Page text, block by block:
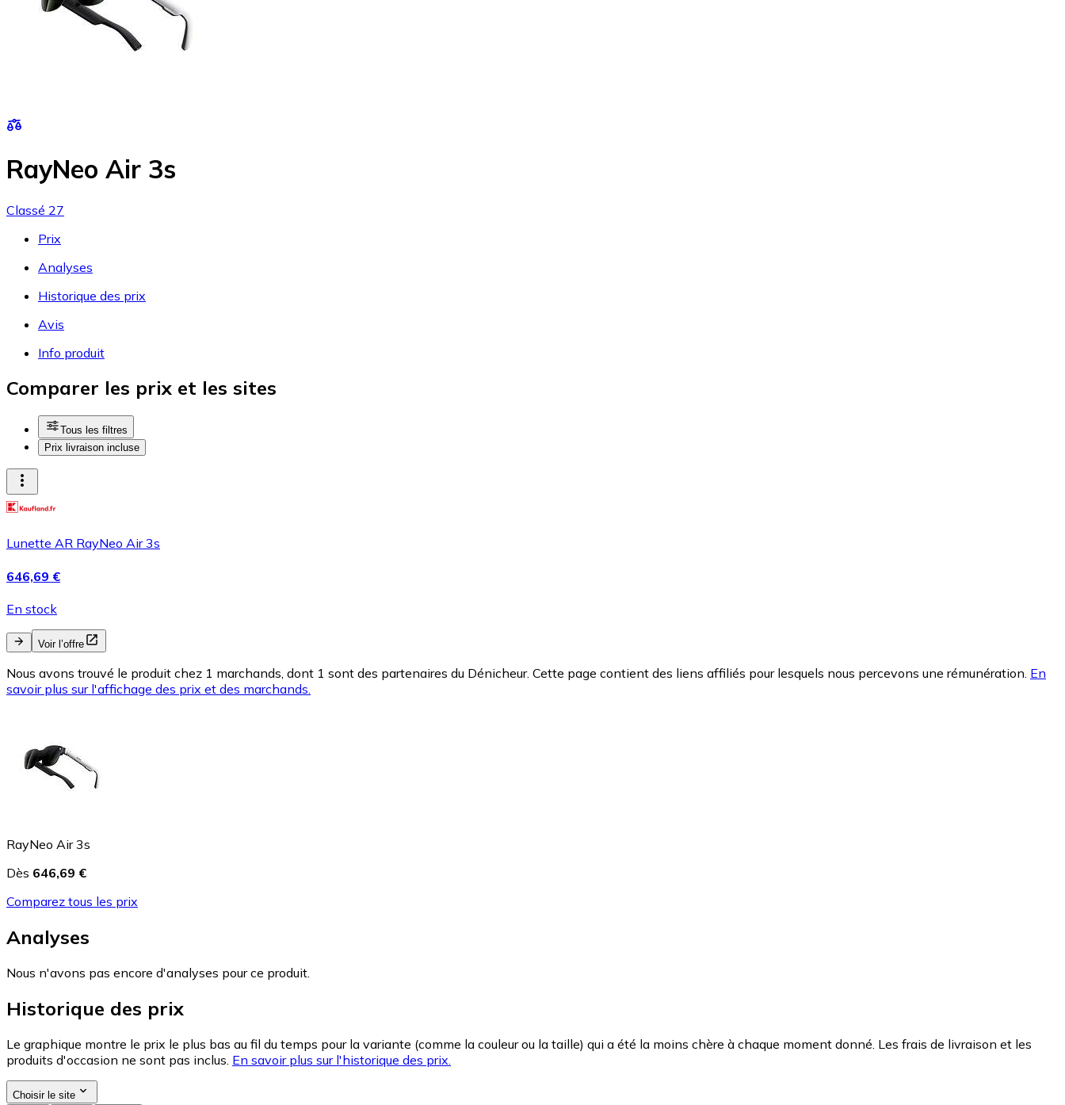
RayNeo Air 3s
Classé 27
Prix
Analyses
Historique des prix
Avis
Info produit
Comparer les prix et les sites
Tous les filtres
Prix livraison incluse
Lunette AR RayNeo Air 3s
646,69 €
En stock
Voir l’offre
Nous avons trouvé le produit chez 1 marchands, dont 1 sont des partenaires du Dénicheur. Cette page contient des liens affiliés pour lesquels nous percevons une rémunération. En
savoir plus sur l'affichage des prix et des marchands.
RayNeo Air 3s
Dès 646,69 €
Comparez tous les prix
Analyses
Nous n'avons pas encore d'analyses pour ce produit.
Historique des prix
Le graphique montre le prix le plus bas au fil du temps pour la variante (comme la couleur ou la taille) qui a été la moins chère à chaque moment donné. Les frais de livraison et les
produits d'occasion ne sont pas inclus. En savoir plus sur l'historique des prix.
Choisir le site